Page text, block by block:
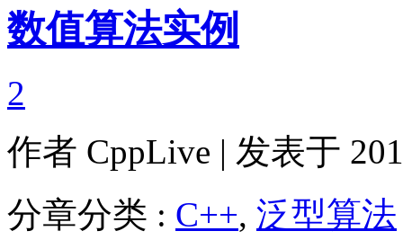
数值算法实例
2
作者 CppLive | 发表于
分章分类 : C++, 泛型算法